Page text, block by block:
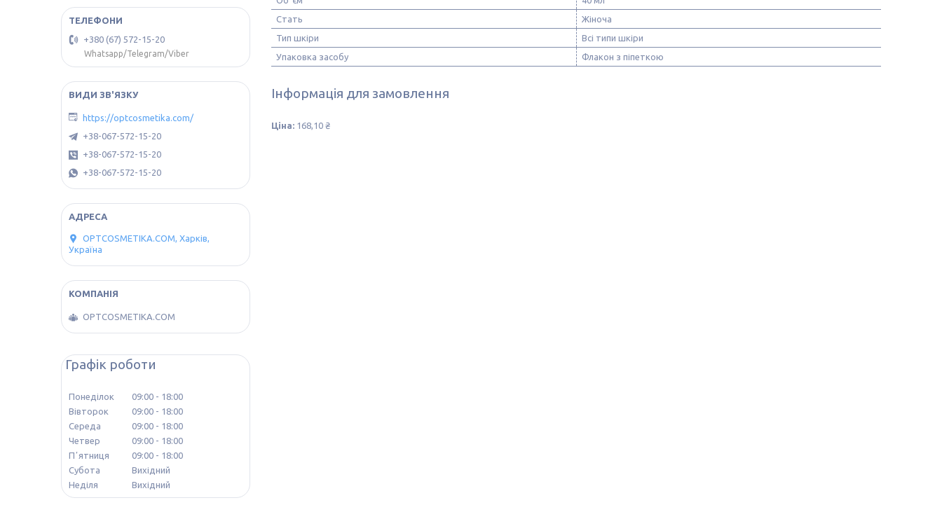
Стать
Жіноча
Тип шкіри
Всі типи шкіри
Упаковка засобу
Флакон з піпеткою
Інформація для замовлення
Ціна: 168,10 ₴
+380 (67) 572-15-20
Whatsapp/Telegram/Viber
https://optcosmetika.com/
+38-067-572-15-20
+38-067-572-15-20
+38-067-572-15-20
OPTCOSMETIKA.COM, Харків,
Україна
OPTCOSMETIKA.COM
Графік роботи
Понеділок 09:00
18:00
Вівторок
09:00
18:00
Середа
09:00
18:00
Четвер
09:00
18:00
Пʼятниця
09:00
18:00
Субота
Вихідний
Неділя
Вихідний